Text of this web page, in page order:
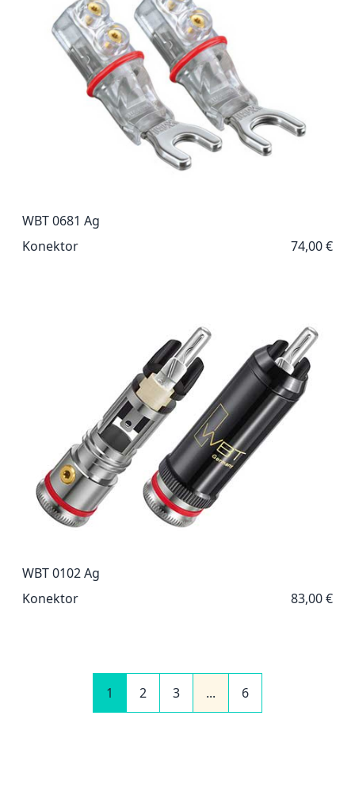
WBT 0681 Ag
Konektor
74,00 €
WBT 0102 Ag
Konektor
83,00 €
1 2 3 ... 6